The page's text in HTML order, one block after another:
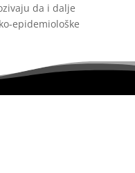
da i dalje
epidemiološke